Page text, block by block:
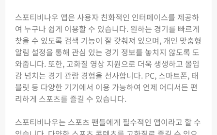
스포티비나우 앱은 사용자 친화적인 인터페이스를 제공하
여 누구나 쉽게 이용할 수 있습니다. 원하는 경기를 빠르게
찾을 수 있도록 검색 기능이 잘 갖춰져 있으며, 개인 맞춤형
알림 설정을 통해 관심 있는 경기 정보를 놓치지 않도록 도
와줍니다. 또한, 고화질 영상 지원으로 더욱 생생하고 몰입
감 넘치는 경기 관람 경험을 선사합니다. PC, 스마트폰, 태
블릿 등 다양한 기기에서 이용 가능하여 언제 어디서든 편
리하게 스포츠를 즐길 수 있습니다.
스포티비나우는 스포츠 팬들에게 필수적인 앱이라고 할 수